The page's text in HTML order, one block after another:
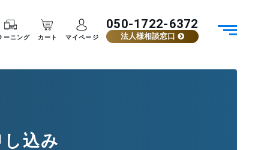
ーニング カート マイページ
050-1722-6372
法人様相談窓口
込み